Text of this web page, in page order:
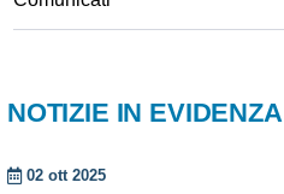
NOTIZIE IN EVIDENZA
02 ott 2025